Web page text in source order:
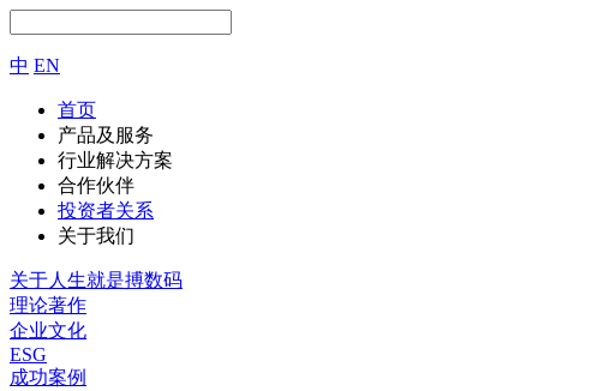
中 EN
首页
产品及服务
行业解决方案
合作伙伴
投资者关系
关于我们
关于人生就是搏数码
理论著作
企业文化
ESG
成功案例